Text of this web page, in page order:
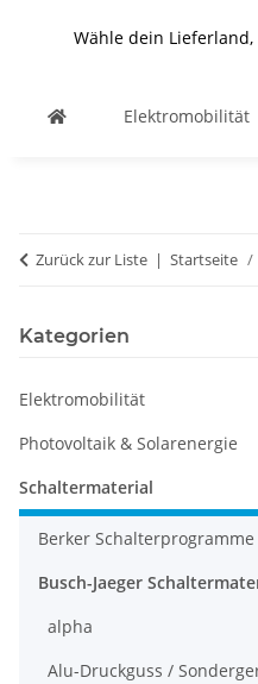
Wähle dein
Elektromobilität
Zurück zur Liste Startseite
Kategorien
Elektromobilität
Photovoltaik & Solarenergie
Schaltermaterial
Berker Schalterprogramme
Busch-Jaeger
alpha
Alu-Druckguss /